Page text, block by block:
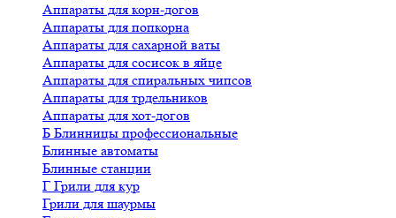
Аппараты для корн-догов
Аппараты для попкорна
Аппараты для сахарной ваты
Аппараты для сосисок в яйце
Аппараты для спиральных чипсов
Аппараты для трдельников
Аппараты для хот-догов
Б Блинницы профессиональные
Блинные автоматы
Блинные станции
Г Грили для кур
Грили для шаурмы